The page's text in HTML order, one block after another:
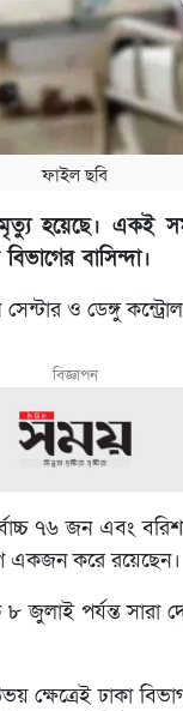
ফাইল ছবি
হয়েছে। একই
বাসিন্দা।
ও ডেঙ্গু
বিজ্ঞাপন
৭৬ জন এবং
একজন করে রয়েছেন।
৮ জুলাই পর্যন্ত
ক্ষেত্রেই ঢাকা